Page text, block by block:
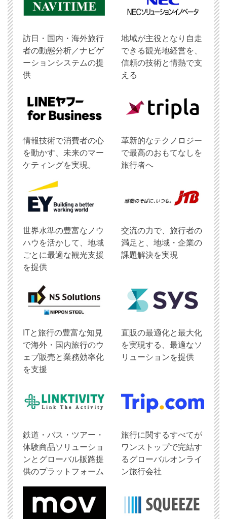
訪日・国内・海外旅行
者の動態分析／ナビゲ
ーションシステムの提
供
地域が主役となり自走
できる観光地経営を、
信頼の技術と情熱で支
える
情報技術で消費者の心
を動かす、未来のマー
ケティングを実現。
革新的なテクノロジー
で最高のおもてなしを
旅行者へ
世界水準の豊富なノウ
ハウを活かして、地域
ごとに最適な観光支援
を提供
交流の力で、旅行者の
満足と、地域・企業の
課題解決を実現
ITと旅行の豊富な知見
で海外・国内旅行のウ
ェブ販売と業務効率化
を支援
直販の最適化と最大化
を実現する、最適なソ
リューションを提供
鉄道・バス・ツアー・
体験商品ソリューショ
ンとグローバル販路提
供のプラットフォーム
旅行に関するすべてが
ワンストップで完結す
るグローバルオンライ
ン旅行会社